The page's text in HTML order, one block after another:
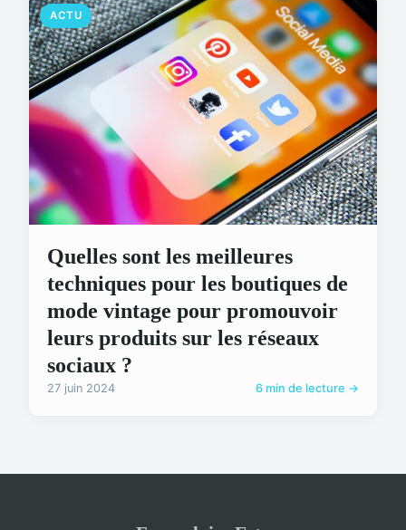
ACTU
Quelles sont les meilleures
techniques pour les boutiques de
mode vintage pour promouvoir
leurs produits sur les réseaux
sociaux ?
27 juin 2024 6 min de lecture →